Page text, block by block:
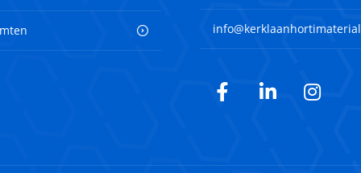
Facebook
LinkedIn